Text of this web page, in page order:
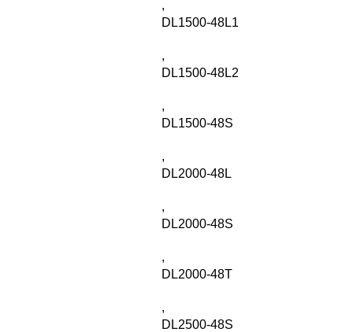
,
DL1500-48L1
,
DL1500-48L2
,
DL1500-48S
,
DL2000-48L
,
DL2000-48S
,
DL2000-48T
,
DL2500-48S